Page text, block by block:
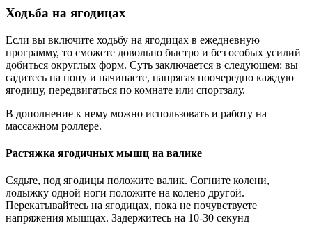
Ходьба на ягодицах
Если вы включите ходьбу на ягодицах в ежедневную
программу, то сможете довольно быстро и без особых усилий
добиться округлых форм. Суть заключается в следующем: вы
садитесь на попу и начинаете, напрягая поочередно каждую
ягодицу, передвигаться по комнате или спортзалу.
В дополнение к нему можно использовать и работу на
массажном роллере.
Растяжка ягодичных мышц на валике
Сядьте, под ягодицы положите валик. Согните колени,
лодыжку одной ноги положите на колено другой.
Перекатывайтесь на ягодицах, пока не почувствуете
напряжения мышцах. Задержитесь на 10-30 секунд